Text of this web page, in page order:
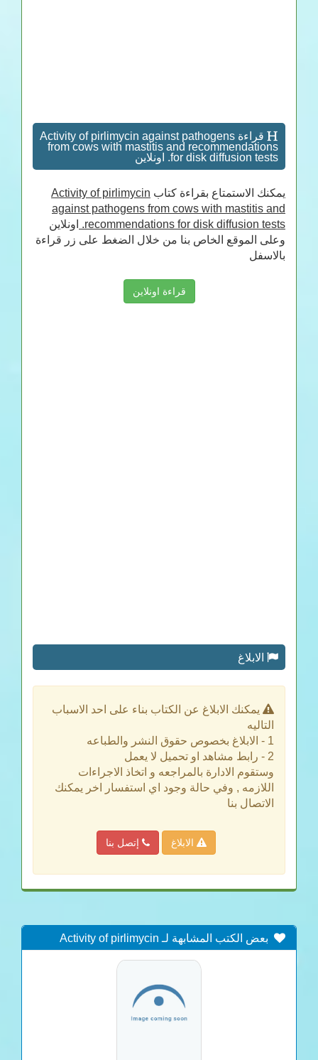
قراءة Activity of pirlimycin against pathogens
from cows with mastitis and recommendations
for disk diffusion tests. اونلاين
يمكنك الاستمتاع بقراءة كتاب Activity of pirlimycin
against pathogens from cows with mastitis and
recommendations for disk diffusion tests.
اونلاين
وعلى الموقع الخاص بنا من خلال الضغط على زر قراءة
بالاسفل
قراءة اونلاين
الابلاغ
يمكنك الابلاغ عن الكتاب بناء على احد الاسباب
التاليه
1 - الابلاغ بخصوص حقوق النشر والطباعه
2 - رابط مشاهد او تحميل لا يعمل
وستقوم الادارة بالمراجعه و اتخاذ الاجراءات
اللازمه , وفي حالة وجود اي استفسار اخر يمكنك
الاتصال بنا
الابلاغ إتصل بنا
بعض الكتب المشابهة لـ Activity of pirlimycin
against pathogens from cows with mastitis and
recommendations for disk diffusion tests.